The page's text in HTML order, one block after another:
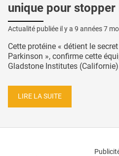
unique pour stopper
Actualité publiée il y a 9 années 7
Cette protéine « détient le
Parkinson », confirme cette
Gladstone Institutes
LIRE LA SUITE